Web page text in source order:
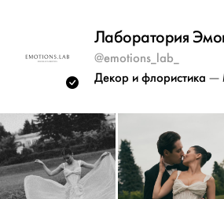
Лаборатория
@emotions_lab_
Декор и флористика —